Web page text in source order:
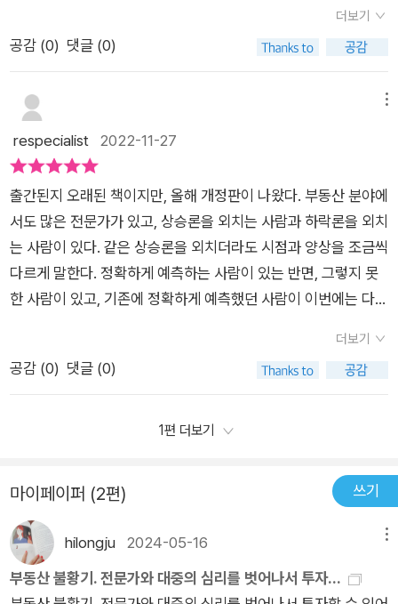
적으로 평균보다 훨씬 높은 상승율을 보인다.당장 돈 되는 부동산
이 아닌 핵심 부동산에 투자하라. 핵심 부동산을 고르는 안목을
기본, 계속해서 열심히 물건을 찾아야 한다.인내하는 것여기서 인
내에 대해 다시 한번 강조를 했는데시장의 흐름이 좋지 않을 때
참을 줄 알아야 함투자 대상 물건이 100% 맘에 들지 않는 다면
버릴줄 알아야 함버린 물건이 혹여 대박이 난다고 해도 다음 기회
를 기다릴 줄 알아야 함이 책의 전반적인 내용은 투자로써의 부동
산을 정의해주는 느낌이었다. 투기가 아닌 투자.최근 부동산은 투
기재로 변질 된 느낌이 매우 강하게 들었는데 책에서 그 중심을
잘 잡아주었다.부동산 투자의 때는 불황의 끝자락쯤이다.활황으
라.투자의 때를 알려주는 신호1. 부동산 불황기가 3년 이상 지났
을 때2. 미분양 물량 사상 최대 증가3. 분양 물량 역대 최저4. 경
매 낙찰가율 사상 최저5. 전세가율 사상 최고치 근접6. 중개소 폐
업 속출7. 정부의 부동산 활성화 대책 등장아파트, 재건축, 분양
도 모자랄 만큼의 알찬 정보가 다 담겨있는 책은 이전에도, 이후
에도 찾아보기 힘들 것 같다는 생각이 들었다.이 책의 서두에서도
읽었는데 마무리에서도 다시 한 번 나온 작가의 말은 마음을 다시
한 번 울리는 글이었다.투자를 왜 하는가, 투자로 이루고자 하는
삶의 목표가 무엇인가, 투자와 삶에 대한 작가의 태도는 어떠한가
향을 골라라02 재건축 투자의 정석| 고수를 위한 김사부의 조언 |
재건축, 역발상으로 접근하라03 분양권 투자의 정석| 고수를 위
미분양, 고수의 놀이터04 오피스텔 투자의 정석| 고수를 위한 김
사부의 조언 | 전철역에서 가장 멀리 떨어진 오피스텔을 매수하
라05 단독주택 투자의 정석06 상가주택 투자의 정석07 상가 투
자의 정석맺는 말_재테크에 지친 당신을 위하여🔖그래서 나 역
시 내견해에 대해 스스로에게 또 묻는다.다시 물어도 '부동산 투
자가 여전히 유효하다;는 견해에 대해서는 이견이 없다.어떠한 경
우에도 '오르는 부동산'은 반드시 존재하기 때문이다.따라서 나는
더 열심히 투자에 임한다.🔖당신의 인생에도 이런 일이 생기길
바라는가? 정말 그렇게 되길 바란다며 꿈만 꾸고 있어서는 안된
도 없다. 시스템을 갖추자.시스템만 있으면 이위기의 순간 빛을
발하는 주인공이 될수 있다. 이런 신화를 만들어 낼 수 있는 이 막
강한투자법을 어찌 거부 할수 있겠는가 ?🔖핵심에 집중하라. 대
중을 따라가고 싶은 마음을 억누르라,핵심 부동산에 집중하면 ,설
상이라도 얻을 수 있다.🔖쭉정이들을 쳐내고 알맹이만 골라내는
능력을 키우는 것, 그것이 고수가 되는길이다. 하지만 희망은 있
다.앞에서 말했듯 몇가지만 지킨다면 몇년이 지난다고 해도 누구
나 고수가 될 수 있으니까!✍🏻부동산 투자에도 정석이 있다 내가
얼마를 투자하여 얼마를 벌었단 이야기가 아닌 유튜버 김사부의
좋을것 같습니다.#부동산투자의정석 출판서로부터 도서를 무료
로 제공받아 주관적으로 작성한 리뷰입니다
대료와 시세차익을 충분히 누릴 수 있어야 한다. 아파트 레버리지
투자로 시작해서 상가 투자로 넘어가는 과정의 설명은 그동안 레
큼 핵심만 잘 설명해주고 있다. 재건축과 오피스텔 투자에 대한
설명은 나에게도 도움이 정말 많이 되었다. 단순히 자신의 투자
성공사례를 나열한 책은 많지만 이렇게 부동산의 종류별 특징이
자세하다거나 앞으로 부동산의 선호도 변화를 경제 상황이나나
정책 등과 더불어 타당성있게 설명해주는 책은 거의 유일무이한
것 같다. 한가지 설명을 한 후, 관련하여 들 수 있는 의문점이나
대부분의 사람들이 그것을 지키지 못하는 심리적 이유 등을 모두
설명해주고 있어서 책을 덮고나면 고개가 끄덕여진다.부동산 투
자에 있어서 가장 기본이 될 만한 내용이 꼼꼼히 정리된 책이다.
부동산을 찾는 안목을 기르기 위한 노력을 꾸준히 한다면, 상승장
과 하락장에 상관 없이 오르는 부동산을 찾는 고수가 될 수 있을
것이라는 확신이 든다.
한지 얼마나 되었는가?5년이상 지속적으로 상승했다면 거품일
가능성이 크다.가격: 매스컴에서 회자될 정도로 올랐고, 또 그것
식도 없던 사람이 부동산에 관심을 갖고 돈을 벌었다고자랑하듯
떠들거나 돈을 벌겠다고 덤빈다면 이는 거품이 형성되었다고볼
수 있다.부동산에 대해 이제 알아가는 초보라 그런지전세레버리
로 할 수 있는 방법이라꽤 빠른 시간동안 읽어볼 수 있었다.1년동
안 모은 3천만원의 종잣돈으로 전세낀 부동산을매년 1채씩 구입
하기를 딱 4년만 하라.2년에 한번씩 나오는 전세보증금 상승분
약2천만원으로 그와 비슷한 부동산을 다시 구입한다. 이렇게 10
년을 한다.이 방법에 대한 설명과 함께반문할 질문에 대한 답을
하나씩 풀어서 소개하고 있어논리적으로 고개를 끄덕이며 읽어
나갈 수 있었다.이 계획대로 된다면 좋지만 책에서는 주변환경문
권, 오피스텔, 단독주택,상가주택, 상가투자 데 대한 조언까지정
법칙이라 두고두고 읽어보고 싶은 생각이 들었다.
더보기
공감 (0) 댓글 (0)
respecialist 2022-11-27
출간된지 오래된 책이지만, 올해 개정판이 나왔다. 부동산 분야에
서도 많은 전문가가 있고, 상승론을 외치는 사람과 하락론을 외치
는 사람이 있다. 같은 상승론을 외치더라도 시점과 양상을 조금씩
다르게 말한다. 정확하게 예측하는 사람이 있는 반면, 그렇지 못
한 사람이 있고, 기존에 정확하게 예측했던 사람이 이번에는 다소
말 그대로 예측을 하는 것이기 때문에 얼마든지 틀릴 수도 있다.
우리는 무조건 이런 말들을 맹신할 것이 아니라, 어느 정도 참고
김원철 저자의 책을 오래전부터 봐왔고, 그의 전망도 100% 옳다
장의 근거도 가장 명확하고, 내용 전달도 군더더기 없이 담백하다
는 것이다. 당장 이 책만봐도 굉장히 어려운 표현 하나 없이 핵심
내용만 담백하게 전달하는 것이 장점이다.​이번 개정판은 무려 4
40페이지로 부동산 재테크 단행본 치고는 매우 두꺼운 편이다.
그러나 버릴 내용은 단 한장도 없었다고 생각한다. 책은 크게 세
더보기
공감 (0) 댓글 (0)
1편 더보기
마이페이퍼 (2편) 쓰기
hilongju 2024-05-16
부동산 불황기. 전문가와 대중의 심리를 벗어나서 투자...